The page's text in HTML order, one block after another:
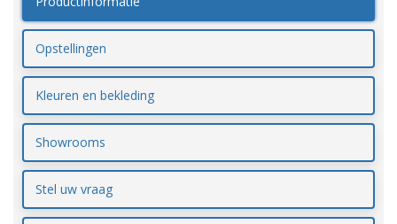
Opstellingen
Kleuren en bekleding
Showrooms
Stel uw vraag